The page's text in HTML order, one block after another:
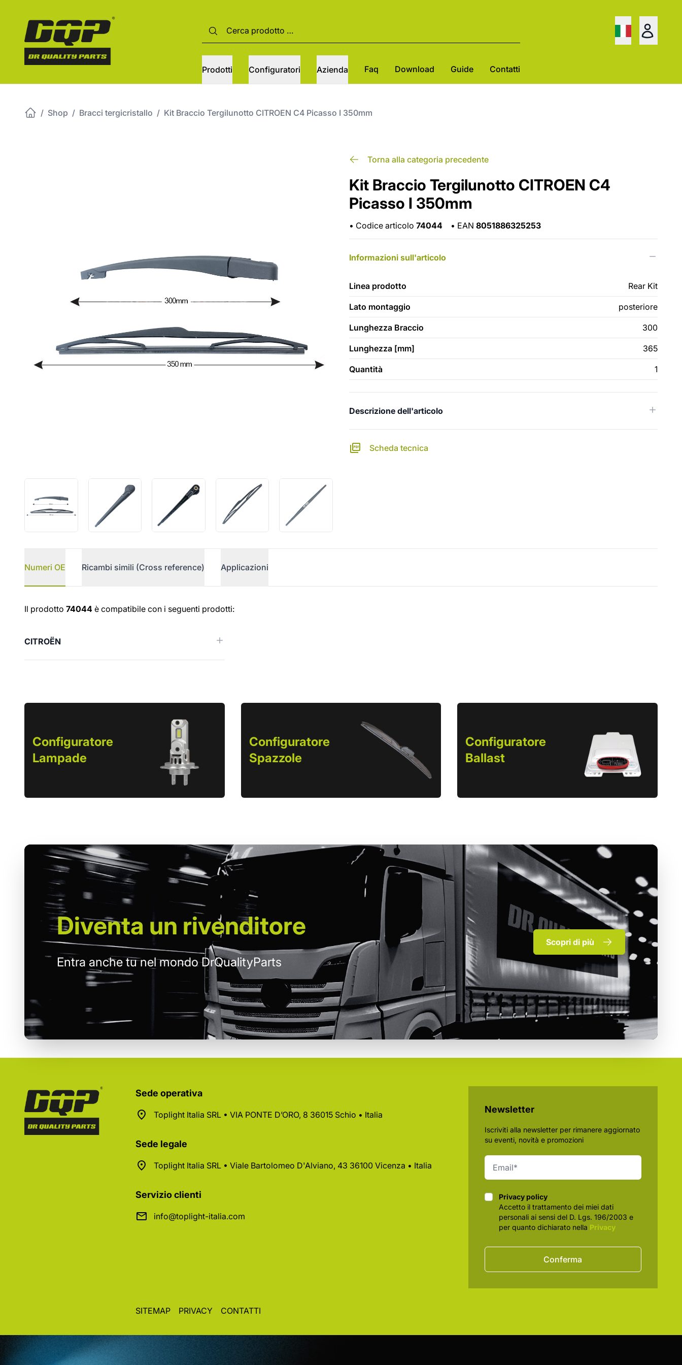
Prodotti Configuratori Azienda Faq Download Guide Contatti
/ Shop / Bracci tergicristallo / Kit Braccio Tergilunotto CITROEN C4 Picasso I 350mm
Torna alla categoria precedente
Kit Braccio Tergilunotto CITROEN C4
Picasso I 350mm
• Codice articolo 74044 • EAN 8051886325253
Informazioni sull'articolo
Linea prodotto Rear Kit
Lato montaggio posteriore
Lunghezza Braccio 300
Lunghezza [mm] 365
Quantità 1
Descrizione dell'articolo
Scheda tecnica
Numeri OE Ricambi simili (Cross reference) Applicazioni
Numeri OE
Il prodotto 74044 è compatibile con i seguenti prodotti:
CITROËN
Configuratore
Lampade
Configuratore
Spazzole
Configuratore
Ballast
Diventa un rivenditore
Entra anche tu nel mondo DrQualityParts
Scopri di più
Sede operativa
Toplight Italia SRL • VIA PONTE D’ORO, 8 36015 Schio • Italia
Sede legale
Toplight Italia SRL • Viale Bartolomeo D'Alviano, 43 36100 Vicenza • Italia
Servizio clienti
info@toplight-italia.com
Newsletter
Iscriviti alla newsletter per rimanere aggiornato
su eventi, novità e promozioni
Privacy policy
Privacy policy
Accetto il trattamento dei miei dati
personali ai sensi del D. Lgs. 196/2003 e
per quanto dichiarato nella Privacy
Conferma
SITEMAP PRIVACY CONTATTI